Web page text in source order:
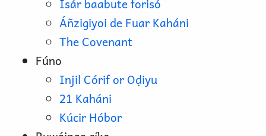
Isár baabute forisó
Áñzigiyoi de Fuar Kaháni
The Covenant
Fúno
Injil Córif or Oḍiyu
21 Kaháni
Kúcir Hóbor